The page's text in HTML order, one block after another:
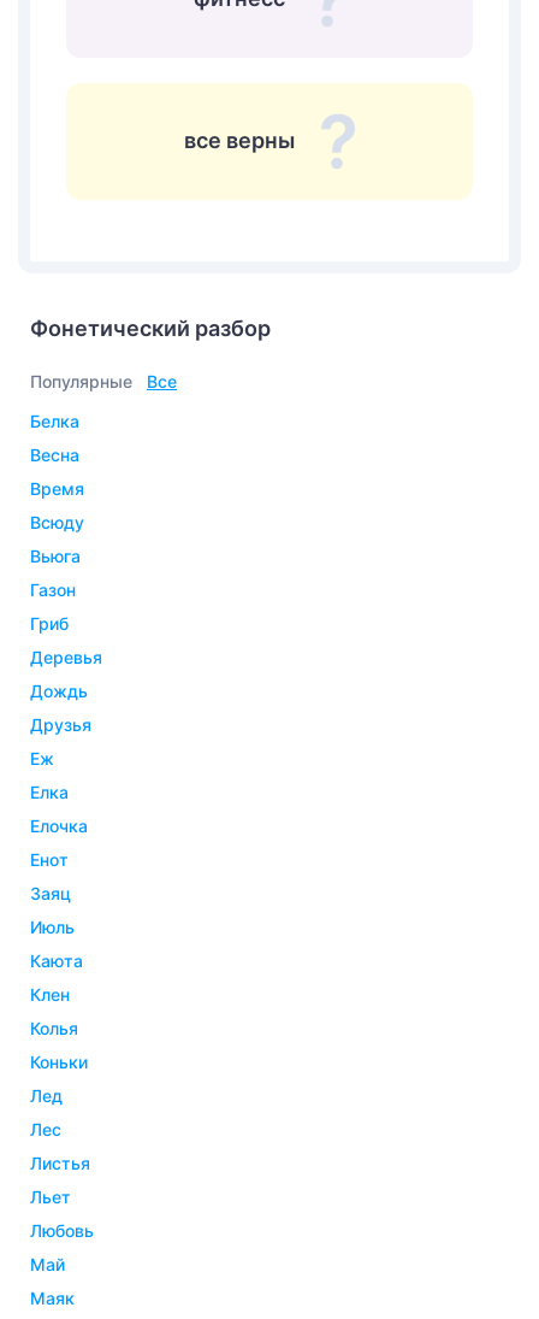
все верны
Фонетический разбор
Популярные
Все
белка
весна
время
всюду
вьюга
газон
гриб
деревья
дождь
друзья
еж
елка
елочка
енот
заяц
июль
каюта
клен
колья
коньки
лед
лес
листья
льет
любовь
май
маяк